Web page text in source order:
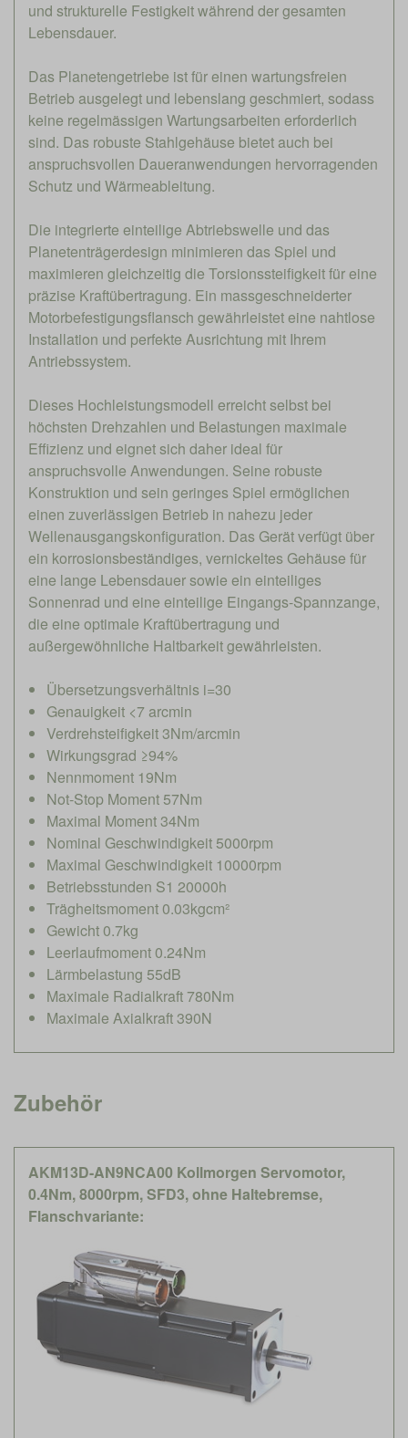
und strukturelle Festigkeit während der gesamten
Lebensdauer.
Das Planetengetriebe ist für einen wartungsfreien
Betrieb ausgelegt und lebenslang geschmiert, sodass
keine regelmässigen Wartungsarbeiten erforderlich
sind. Das robuste Stahlgehäuse bietet auch bei
anspruchsvollen Daueranwendungen hervorragenden
Schutz und Wärmeableitung.
Die integrierte einteilige Abtriebswelle und das
Planetenträgerdesign minimieren das Spiel und
maximieren gleichzeitig die Torsionssteifigkeit für eine
präzise Kraftübertragung. Ein massgeschneiderter
Motorbefestigungsflansch gewährleistet eine nahtlose
Installation und perfekte Ausrichtung mit Ihrem
Antriebssystem.
Dieses Hochleistungsmodell erreicht selbst bei
höchsten Drehzahlen und Belastungen maximale
Effizienz und eignet sich daher ideal für
anspruchsvolle Anwendungen. Seine robuste
Konstruktion und sein geringes Spiel ermöglichen
einen zuverlässigen Betrieb in nahezu jeder
Wellenausgangskonfiguration. Das Gerät verfügt über
ein korrosionsbeständiges, vernickeltes Gehäuse für
eine lange Lebensdauer sowie ein einteiliges
Sonnenrad und eine einteilige Eingangs-Spannzange,
die eine optimale Kraftübertragung und
außergewöhnliche Haltbarkeit gewährleisten.
Übersetzungsverhältnis i=30
Genauigkeit <7 arcmin
Verdrehsteifigkeit 3Nm/arcmin
Wirkungsgrad ≥94%
Nennmoment 19Nm
Not-Stop Moment 57Nm
Maximal Moment 34Nm
Nominal Geschwindigkeit 5000rpm
Maximal Geschwindigkeit 10000rpm
Betriebsstunden S1 20000h
Trägheitsmoment 0.03kgcm²
Gewicht 0.7kg
Leerlaufmoment 0.24Nm
Lärmbelastung 55dB
Maximale Radialkraft 780Nm
Maximale Axialkraft 390N
Zubehör
AKM13D-AN9NCA00 Kollmorgen Servomotor,
0.4Nm, 8000rpm, SFD3, ohne Haltebremse,
Flanschvariante: